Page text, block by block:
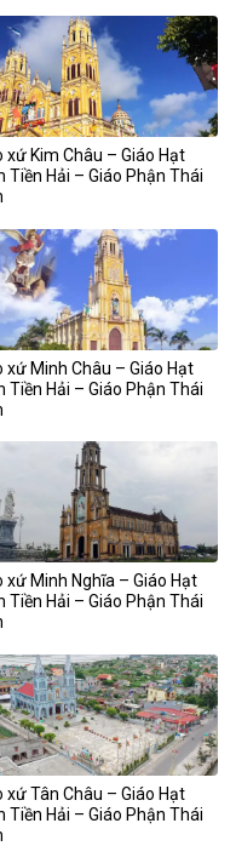
xứ Kim Châu – Giáo Hạt
Tiền Hải – Giáo Phận Thái
xứ Minh Châu – Giáo Hạt
Tiền Hải – Giáo Phận Thái
xứ Minh Nghĩa – Giáo Hạt
Tiền Hải – Giáo Phận Thái
xứ Tân Châu – Giáo Hạt
Tiền Hải – Giáo Phận Thái